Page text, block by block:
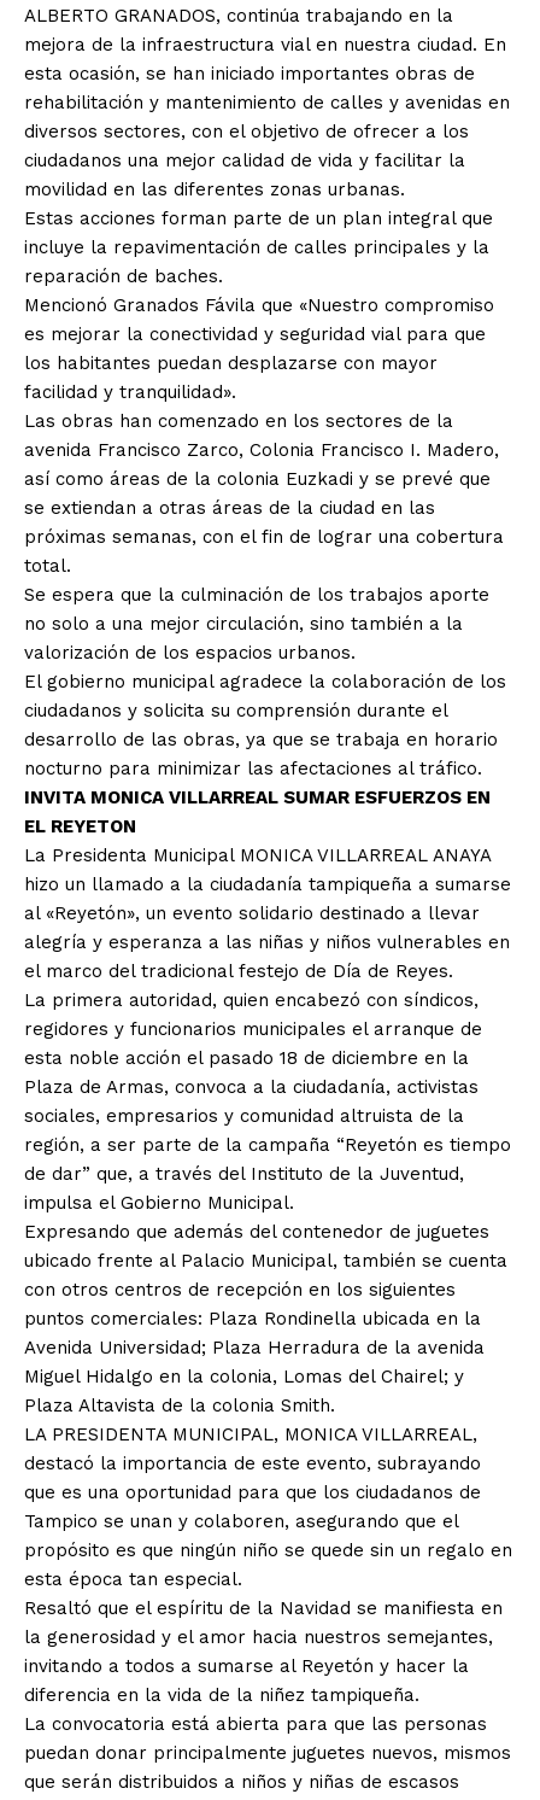
ALBERTO GRANADOS, continúa trabajando en la
mejora de la infraestructura vial en nuestra ciudad. En
esta ocasión, se han iniciado importantes obras de
rehabilitación y mantenimiento de calles y avenidas en
diversos sectores, con el objetivo de ofrecer a los
ciudadanos una mejor calidad de vida y facilitar la
movilidad en las diferentes zonas urbanas.
Estas acciones forman parte de un plan integral que
incluye la repavimentación de calles principales y la
reparación de baches.
Mencionó Granados Fávila que «Nuestro compromiso
es mejorar la conectividad y seguridad vial para que
los habitantes puedan desplazarse con mayor
facilidad y tranquilidad».
Las obras han comenzado en los sectores de la
avenida Francisco Zarco, Colonia Francisco I. Madero,
así como áreas de la colonia Euzkadi y se prevé que
se extiendan a otras áreas de la ciudad en las
próximas semanas, con el fin de lograr una cobertura
total.
Se espera que la culminación de los trabajos aporte
no solo a una mejor circulación, sino también a la
valorización de los espacios urbanos.
El gobierno municipal agradece la colaboración de los
ciudadanos y solicita su comprensión durante el
desarrollo de las obras, ya que se trabaja en horario
nocturno para minimizar las afectaciones al tráfico.
INVITA MONICA VILLARREAL SUMAR ESFUERZOS EN
EL REYETON
La Presidenta Municipal MONICA VILLARREAL ANAYA
hizo un llamado a la ciudadanía tampiqueña a sumarse
al «Reyetón», un evento solidario destinado a llevar
alegría y esperanza a las niñas y niños vulnerables en
el marco del tradicional festejo de Día de Reyes.
La primera autoridad, quien encabezó con síndicos,
regidores y funcionarios municipales el arranque de
esta noble acción el pasado 18 de diciembre en la
Plaza de Armas, convoca a la ciudadanía, activistas
sociales, empresarios y comunidad altruista de la
región, a ser parte de la campaña “Reyetón es tiempo
de dar” que, a través del Instituto de la Juventud,
impulsa el Gobierno Municipal.
Expresando que además del contenedor de juguetes
ubicado frente al Palacio Municipal, también se cuenta
con otros centros de recepción en los siguientes
puntos comerciales: Plaza Rondinella ubicada en la
Avenida Universidad; Plaza Herradura de la avenida
Miguel Hidalgo en la colonia, Lomas del Chairel; y
Plaza Altavista de la colonia Smith.
LA PRESIDENTA MUNICIPAL, MONICA VILLARREAL,
destacó la importancia de este evento, subrayando
que es una oportunidad para que los ciudadanos de
Tampico se unan y colaboren, asegurando que el
propósito es que ningún niño se quede sin un regalo en
esta época tan especial.
Resaltó que el espíritu de la Navidad se manifiesta en
la generosidad y el amor hacia nuestros semejantes,
invitando a todos a sumarse al Reyetón y hacer la
diferencia en la vida de la niñez tampiqueña.
La convocatoria está abierta para que las personas
puedan donar principalmente juguetes nuevos, mismos
que serán distribuidos a niños y niñas de escasos